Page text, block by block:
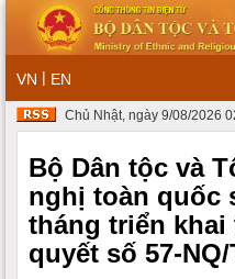
VN | EN
Chủ Nhật, ngày 9/08/2026
Bộ Dân tộc và
nghị toàn quốc
tháng triển
quyết số 57-NQ/